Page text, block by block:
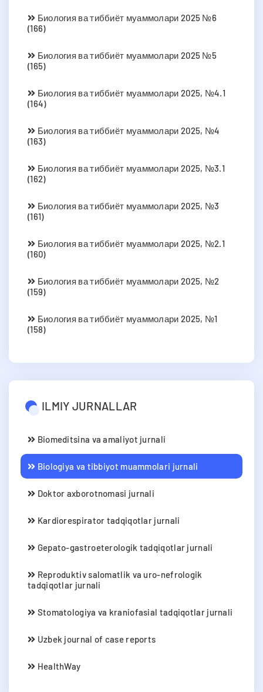
Биология ва тиббиёт муаммолари 2025 №6
(166)
Биология ва тиббиёт муаммолари 2025 №5
(165)
Биология ва тиббиёт муаммолари 2025, №4.1
(164)
Биология ва тиббиёт муаммолари 2025, №4
(163)
Биология ва тиббиёт муаммолари 2025, №3.1
(162)
Биология ва тиббиёт муаммолари 2025, №3
(161)
Биология ва тиббиёт муаммолари 2025, №2.1
(160)
Биология ва тиббиёт муаммолари 2025, №2
(159)
Биология ва тиббиёт муаммолари 2025, №1
(158)
ILMIY JURNALLAR
Biomeditsina va amaliyot jurnali
Biologiya va tibbiyot muammolari jurnali
Doktor axborotnomasi jurnali
Kardiorespirator tadqiqotlar jurnali
Gepato-gastroeterologik tadqiqotlar jurnali
Reproduktiv salomatlik va uro-nefrologik
tadqiqotlar jurnali
Stomatologiya va kraniofasial tadqiqotlar jurnali
Uzbek journal of case reports
HealthWay